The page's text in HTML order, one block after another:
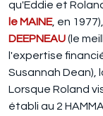
qu'Eddie et
le MAINE, en
DEEPNEAU(le
l'expertise
Susannah Dean),
Lorsque Roland
établi au 2